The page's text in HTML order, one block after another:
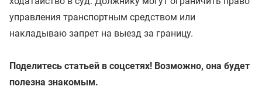
управления транспортным средством или
накладываю запрет на выезд за границу.
Поделитесь статьей в соцсетях! Возможно, она будет
полезна знакомым.